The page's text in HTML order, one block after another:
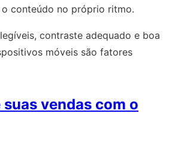
o conteúdo no próprio ritmo.
contraste adequado e boa
móveis são fatores
vendas com o